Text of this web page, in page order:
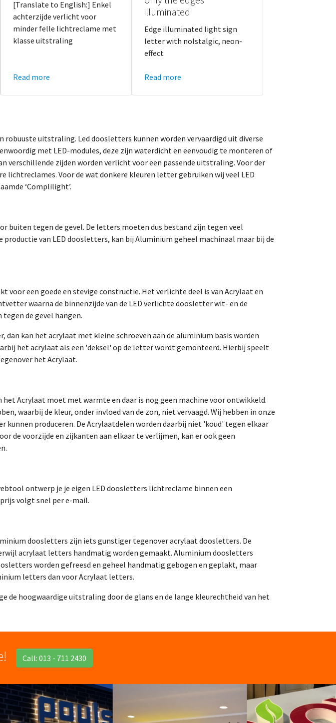
[Translate to English:] Enkel
achterzijde verlicht voor
minder felle lichtreclame met
klasse uitstraling
Read more
illuminated
Edge illuminated light sign
letter with nolstalgic, neon-
effect
Read more
uitstraling. Led doosletters kunnen worden vervaardigd uit diverse
met LED-modules, deze zijn waterdicht en eenvoudig te monteren of
verschillende zijden worden verlicht voor een passende uitstraling. Voor der
lichtreclames. Voor de wat donkere kleuren letter gebruiken wij veel LED
‘Complilight’.
buiten tegen de gevel. De letters moeten dus bestand zijn tegen veel
van LED doosletters, kan bij Aluminium geheel machinaal maar bij de
een goede en stevige constructie. Het verlichte deel is van Acrylaat en
waarna de binnenzijde van de LED verlichte doosletter wit- en de
de gevel hangen.
kan het acrylaat met kleine schroeven aan de aluminium basis worden
het acrylaat als een 'deksel' op de letter wordt gemonteerd. Hierbij speelt
het Acrylaat.
Acrylaat moet met warmte en daar is nog geen machine voor ontwikkeld.
waarbij de kleur, onder invloed van de zon, niet vervaagd. Wij hebben in onze
produceren. De Acrylaatdelen worden daarbij niet 'koud' tegen elkaar
de voorzijde en zijkanten aan elkaar te verlijmen, kan er ook geen
ontwerp je je eigen LED doosletters lichtreclame binnen een
volgt snel per e-mail.
doosletters zijn iets gunstiger tegenover acrylaat doosletters. De
acrylaat letters handmatig worden gemaakt. Aluminium doosletters
worden gefreesd en geheel handmatig gebogen en geplakt, maar
letters dan voor Acrylaat letters.
de hoogwaardige uitstraling door de glans en de lange kleurechtheid van het
Call: 013 - 711 2430